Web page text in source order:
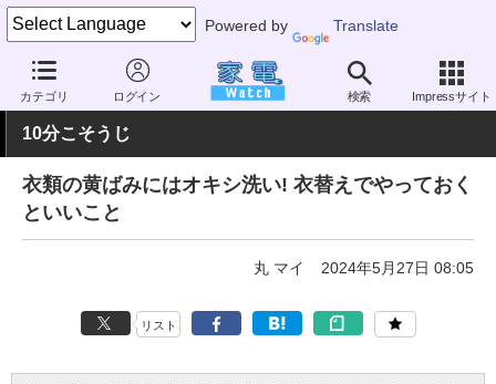
Powered by Translate
カテゴリ ログイン 検索 Impressサイト
家電 Watch 暮らし 住まい・雑貨 洗濯・クリーニング
10分こそうじ
衣類の黄ばみにはオキシ洗い! 衣替えでやっておく
といいこと
丸 マイ 2024年5月27日 08:05
リスト